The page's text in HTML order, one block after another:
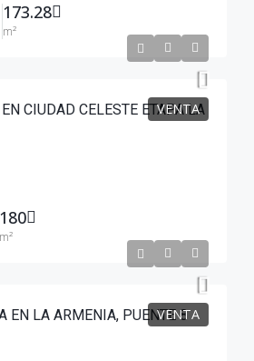
173.28
m²
VENTA
CIUDAD CELESTE ETAPA LA
180
m²
VENTA
EN LA ARMENIA, PUENTE 8